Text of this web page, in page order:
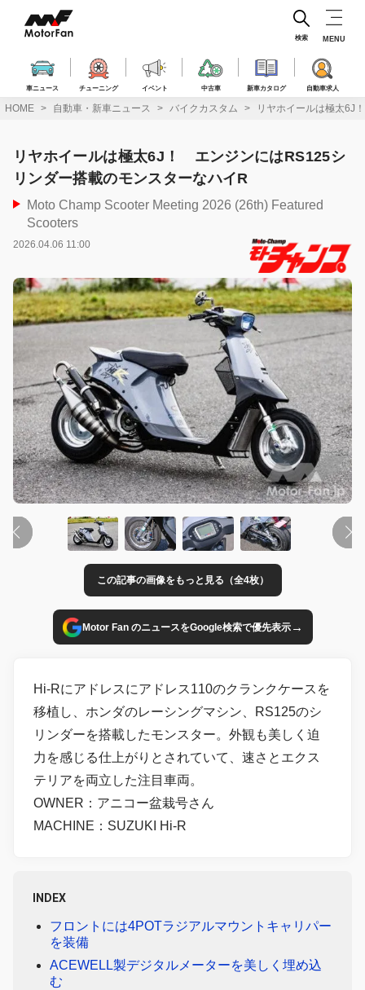
ス
車ニュース チューニング イベント 中古車 新車カタログ 自動車求人
検索 MENU
HOME 自動車・新車ニュース バイクカスタム リヤホイールは極太6J
リヤホイールは極太6J！ エンジンにはRS125シ
リンダー搭載のモンスターなハイR
Moto Champ Scooter Meeting 2026 (26th) Featured
Scooters
2026.04.06 11:00
この記事の画像をもっと見る（全4枚）
Motor Fan のニュースをGoogle検索で優先表示→
Hi-Rにアドレスにアドレス110のクランクケースを
移植し、ホンダのレーシングマシン、RS125のシ
リンダーを搭載したモンスター。外観も美しく迫
力を感じる仕上がりとされていて、速さとエクス
テリアを両立した注目車両。
OWNER：アニコー盆栽号さん
MACHINE：SUZUKI Hi-R
INDEX
フロントには4POTラジアルマウントキャリパー
を装備
ACEWELL製デジタルメーターを美しく埋め込
む